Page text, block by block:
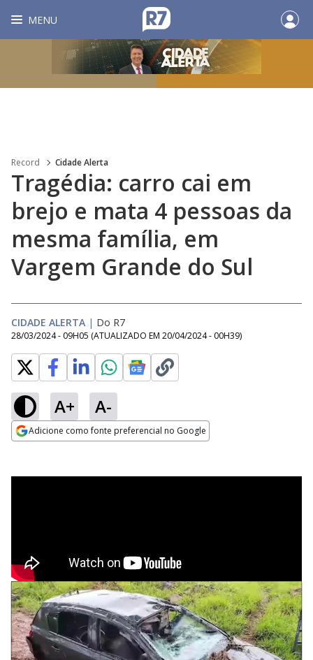
MENU
Record Cidade Alerta
Tragédia: carro cai em
brejo e mata 4 pessoas da
mesma família, em
Vargem Grande do Sul
CIDADE ALERTA | Do R7
28/03/2024 - 09H05 (ATUALIZADO EM 20/04/2024 - 00H39)
A+ A-
Adicione como fonte preferencial no Google